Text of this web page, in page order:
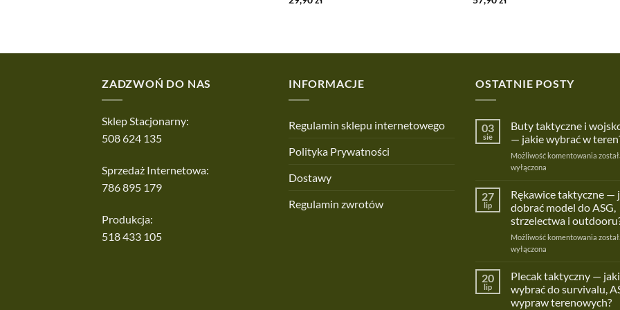
ZADZWOŃ DO NAS
Sklep Stacjonarny:
508 624 135
Sprzedaż Internetowa:
786 895 179
Produkcja:
518 433 105
INFORMACJE
Regulamin sklepu internetowego
Polityka Prywatności
Dostawy
Regulamin zwrotów
OSTATNIE POSTY
03
sie
Buty taktyczne i
— jakie wybrać w
Możliwość komentowania Buty
jakie
wybrać
w
wyłączona
27
lip
Rękawice taktyczne —
dobrać model do ASG,
strzelectwa i
Możliwość komentowania
jak
dobrać
model
do
wyłączona
20
lip
Plecak taktyczny — jaki
wybrać do survivalu,
wypraw terenowych?